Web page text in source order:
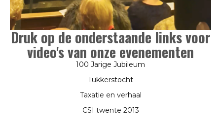
Druk op de onderstaande links voor
video's van onze evenementen
100 Jarige Jubileum
Tukkerstocht
Taxatie en verhaal
CSI twente 2013